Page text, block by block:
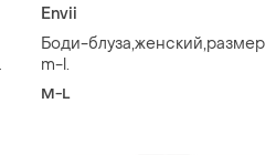
Envii
Боди-блуза,женский,размер
m-l.
M-L